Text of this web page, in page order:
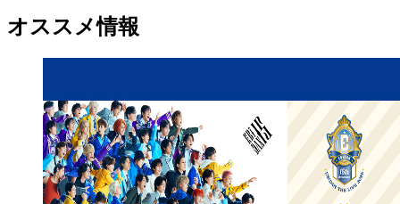
オススメ情報